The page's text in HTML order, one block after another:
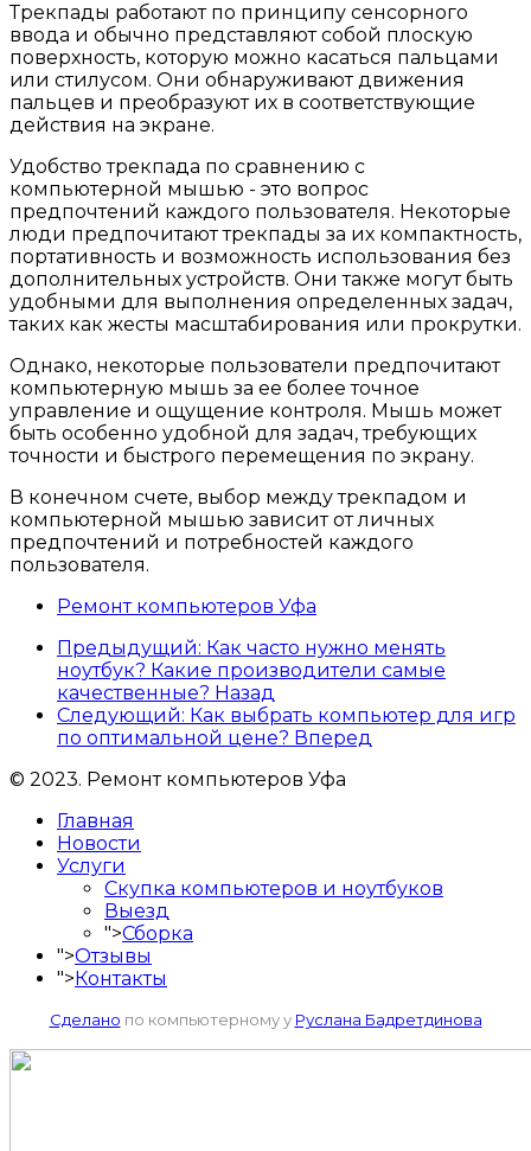
Трекпады работают по принципу сенсорного
ввода и обычно представляют собой плоскую
поверхность, которую можно касаться пальцами
или стилусом. Они обнаруживают движения
пальцев и преобразуют их в соответствующие
действия на экране.
Удобство трекпада по сравнению с
компьютерной мышью - это вопрос
предпочтений каждого пользователя. Некоторые
люди предпочитают трекпады за их компактность,
портативность и возможность использования без
дополнительных устройств. Они также могут быть
удобными для выполнения определенных задач,
таких как жесты масштабирования или прокрутки.
Однако, некоторые пользователи предпочитают
компьютерную мышь за ее более точное
управление и ощущение контроля. Мышь может
быть особенно удобной для задач, требующих
точности и быстрого перемещения по экрану.
В конечном счете, выбор между трекпадом и
компьютерной мышью зависит от личных
предпочтений и потребностей каждого
пользователя.
Ремонт компьютеров Уфа
Предыдущий: Как часто нужно менять
ноутбук? Какие производители самые
качественные? Назад
Следующий: Как выбрать компьютер для игр
по оптимальной цене? Вперед
© 2023. Ремонт компьютеров Уфа
Главная
Новости
Услуги
Скупка компьютеров и ноутбуков
Выезд
">Сборка
">Отзывы
"> Контакты
Сделано по компьютерному у Руслана Бадретдинова